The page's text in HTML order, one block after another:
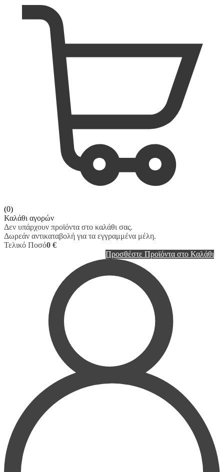
(0)
Καλάθι αγορών
Δεν υπάρχουν προϊόντα στο καλάθι σας.
Δωρεάν αντικαταβολή για τα εγγραμμένα μέλη.
Τελικό Ποσό0 €
Προσθέστε Προϊόντα στο Καλάθι